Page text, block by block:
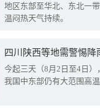
地区东部至华北、东北一
温闷热天气持续。
今起三天（8月2日至4日
我国中东部仍有大范围高